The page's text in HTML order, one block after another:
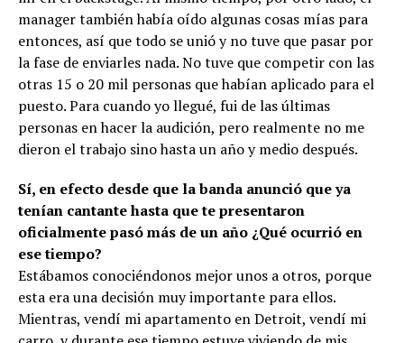
manager también había oído algunas cosas mías para
entonces, así que todo se unió y no tuve que pasar por
la fase de enviarles nada. No tuve que competir con las
otras 15 o 20 mil personas que habían aplicado para el
puesto. Para cuando yo llegué, fui de las últimas
personas en hacer la audición, pero realmente no me
dieron el trabajo sino hasta un año y medio después.
Sí, en efecto desde que la banda anunció que ya
tenían cantante hasta que te presentaron
oficialmente pasó más de un año ¿Qué ocurrió en
ese tiempo?
Estábamos conociéndonos mejor unos a otros, porque
esta era una decisión muy importante para ellos.
Mientras, vendí mi apartamento en Detroit, vendí mi